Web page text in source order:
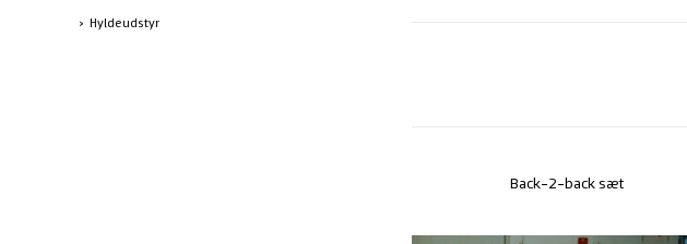
Back-2-back sæt
Hyldeudstyr